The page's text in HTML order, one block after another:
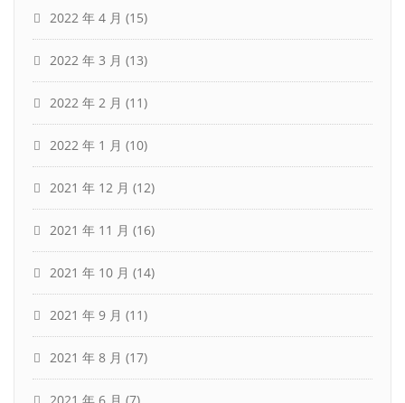
2022 年 4 月 (15)
2022 年 3 月 (13)
2022 年 2 月 (11)
2022 年 1 月 (10)
2021 年 12 月 (12)
2021 年 11 月 (16)
2021 年 10 月 (14)
2021 年 9 月 (11)
2021 年 8 月 (17)